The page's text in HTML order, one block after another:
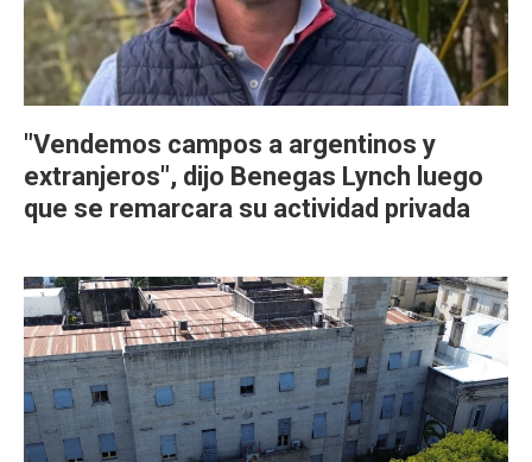
"Vendemos campos a argentinos y
extranjeros", dijo Benegas Lynch luego
que se remarcara su actividad privada